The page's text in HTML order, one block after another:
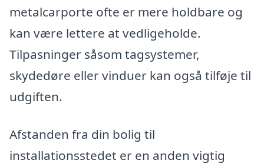
metalcarporte ofte er mere holdbare og
kan være lettere at vedligeholde.
Tilpasninger såsom tagsystemer,
skydedøre eller vinduer kan også tilføje til
udgiften.
Afstanden fra din bolig til
installationsstedet er en anden vigtig